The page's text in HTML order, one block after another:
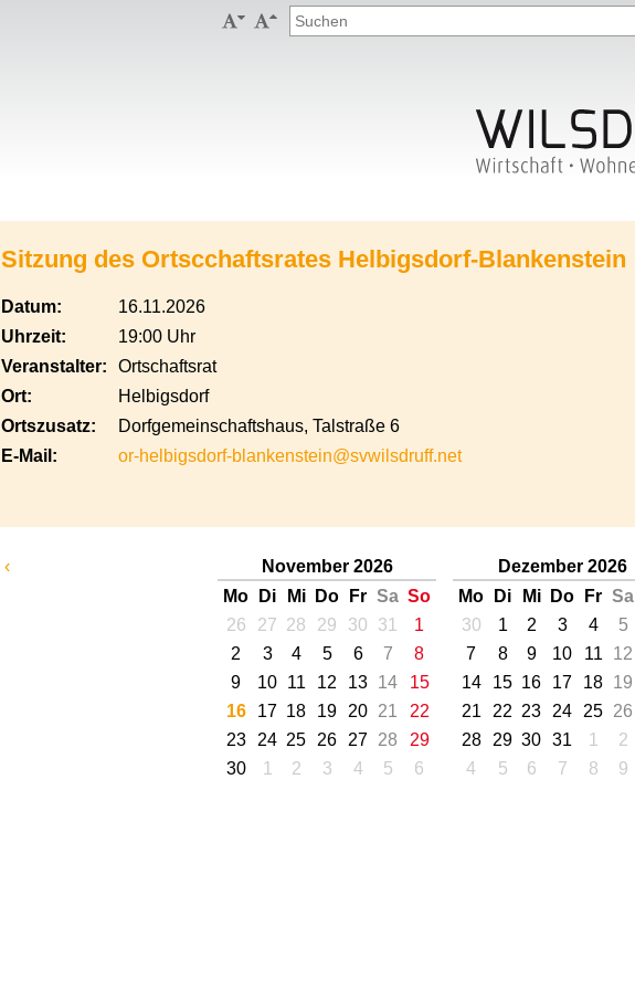
 
Sitzung des Ortscchaftsrates Helbigsdorf-Blankenstein
Datum:
16.11.2026
Uhrzeit:
19:00 Uhr
Veranstalter:
Ortschaftsrat
Ort:
Helbigsdorf
Ortszusatz:
Dorfgemeinschaftshaus, Talstraße 6
E-Mail:
or-helbigsdorf-blankenstein@svwilsdruff.net
‹
November 2026
Mo
Di Mi Do Fr Sa So
26
27 28 29 30 31
1
2
3 4 5 6 7
8
9
10 11 12 13 14
15
16
17 18 19 20 21
22
23
24 25 26 27 28
29
30
1 2 3 4 5 6
Dezember 2026
Mo
Di Mi Do Fr Sa
30
1 2 3 4 5
7
8 9 10 11 12
14
15 16 17 18 19
21
22 23 24 25 26
28
29 30 31 1 2
4
5 6 7 8 9